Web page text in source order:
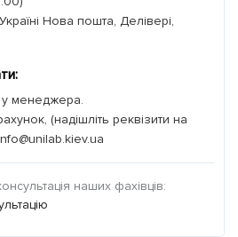
Нова пошта, Делівері,
у менеджера.
(надішліть реквізити на
наших фахівців: